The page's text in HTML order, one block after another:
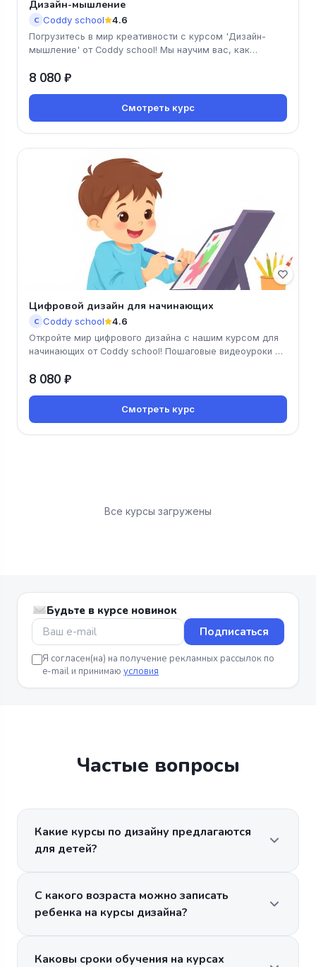
Дизайн-мышление
C Coddy school 4.6
Погрузитесь в мир креативности с курсом 'Дизайн-
мышление' от Coddy school! Мы научим вас, как
8 080 ₽
Смотреть курс
Цифровой дизайн для начинающих
C Coddy school 4.6
Откройте мир цифрового дизайна с нашим курсом для
начинающих от Coddy school! Пошаговые видеоуроки от
8 080 ₽
Смотреть курс
Все курсы загружены
Будьте в курсе новинок
Подписаться
Я согласен(на) на получение рекламных рассылок по
e-mail и принимаю условия
Частые вопросы
Какие курсы по дизайну предлагаются
для детей?
С какого возраста можно записать
ребенка на курсы дизайна?
Каковы сроки обучения на курсах